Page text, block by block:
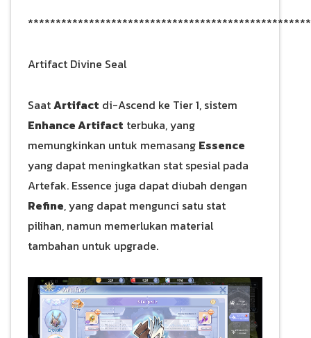
Artifact Divine Seal
SaatArtifact di-Ascend ke Tier 1, sistem
Enhance Artifact terbuka, yang
memungkinkan untuk memasang Essence
yang dapat meningkatkan stat spesial pada
Artefak. Essence juga dapat diubah dengan
Refine, yang dapat mengunci satu stat
pilihan, namun memerlukan material
tambahan untuk upgrade.